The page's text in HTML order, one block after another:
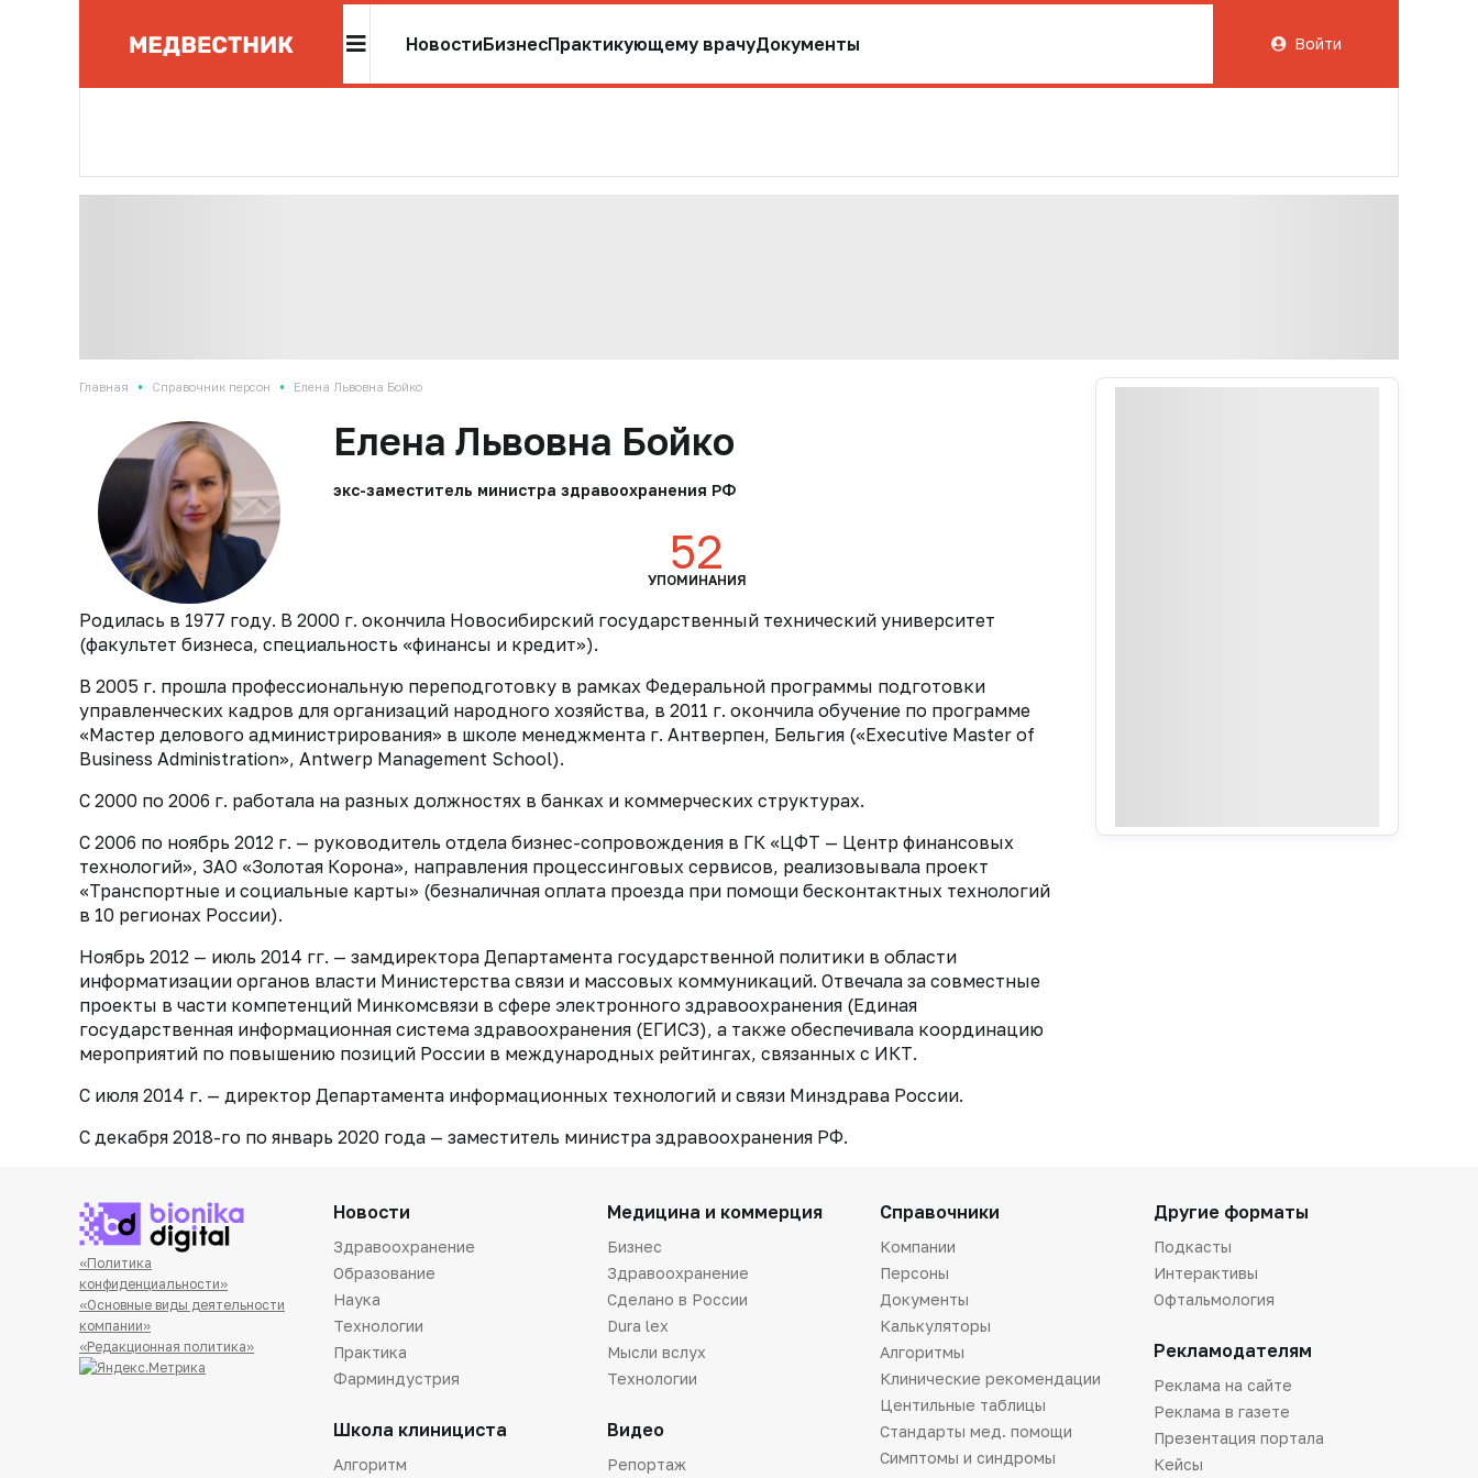
НовостиБизнесПрактикующему врачуДокументы Войти
Главная • Справочник персон • Елена Львовна Бойко
Елена Львовна Бойко
экс-заместитель министра здравоохранения РФ
52
УПОМИНАНИЯ
Родилась в 1977 году. В 2000 г. окончила Новосибирский государственный технический университет
(факультет бизнеса, специальность «финансы и кредит»).
В 2005 г. прошла профессиональную переподготовку в рамках Федеральной программы подготовки
управленческих кадров для организаций народного хозяйства, в 2011 г. окончила обучение по программе
«Мастер делового администрирования» в школе менеджмента г. Антверпен, Бельгия («Executive Master of
Business Administration», Antwerp Management School).
С 2000 по 2006 г. работала на разных должностях в банках и коммерческих структурах.
С 2006 по ноябрь 2012 г. — руководитель отдела бизнес-сопровождения в ГК «ЦФТ — Центр финансовых
технологий», ЗАО «Золотая Корона», направления процессинговых сервисов, реализовывала проект
«Транспортные и социальные карты» (безналичная оплата проезда при помощи бесконтактных технологий
в 10 регионах России).
Ноябрь 2012 — июль 2014 гг. — замдиректора Департамента государственной политики в области
информатизации органов власти Министерства связи и массовых коммуникаций. Отвечала за совместные
проекты в части компетенций Минкомсвязи в сфере электронного здравоохранения (Единая
государственная информационная система здравоохранения (ЕГИСЗ), а также обеспечивала координацию
мероприятий по повышению позиций России в международных рейтингах, связанных с ИКТ.
С июля 2014 г. — директор Департамента информационных технологий и связи Минздрава России.
С декабря 2018-го по январь 2020 года ­— заместитель министра здравоохранения РФ.
«Политика
конфиденциальности»
«Основные виды деятельности
компании»
«Редакционная политика»
Новости
Здравоохранение
Образование
Наука
Технологии
Практика
Фарминдустрия
Школа клинициста
Алгоритм
Медицина и коммерция
Бизнес
Здравоохранение
Сделано в России
Dura lex
Мысли вслух
Технологии
Видео
Репортаж
Справочники
Компании
Персоны
Документы
Калькуляторы
Алгоритмы
Клинические рекомендации
Центильные таблицы
Стандарты мед. помощи
Симптомы и синдромы
Другие форматы
Подкасты
Интерактивы
Офтальмология
Рекламодателям
Реклама на сайте
Реклама в газете
Презентация портала
Кейсы